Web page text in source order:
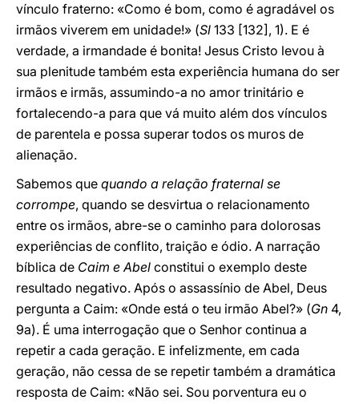
vínculo fraterno: «Como é bom, como é agradável os
irmãos viverem em unidade!» (Sl 133 [132], 1). E é
verdade, a irmandade é bonita! Jesus Cristo levou à
sua plenitude também esta experiência humana do ser
irmãos e irmãs, assumindo-a no amor trinitário e
fortalecendo-a para que vá muito além dos vínculos
de parentela e possa superar todos os muros de
alienação.
Sabemos que quando a relação fraternal se
corrompe, quando se desvirtua o relacionamento
entre os irmãos, abre-se o caminho para dolorosas
experiências de conflito, traição e ódio. A narração
bíblica de Caim e Abel constitui o exemplo deste
resultado negativo. Após o assassínio de Abel, Deus
pergunta a Caim: «Onde está o teu irmão Abel?» (Gn 4,
9a). É uma interrogação que o Senhor continua a
repetir a cada geração. E infelizmente, em cada
geração, não cessa de se repetir também a dramática
resposta de Caim: «Não sei. Sou porventura eu o